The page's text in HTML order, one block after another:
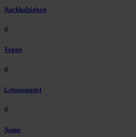
Nachhaltigkeit
#
Vegan
#
Lebensmittel
#
Natur